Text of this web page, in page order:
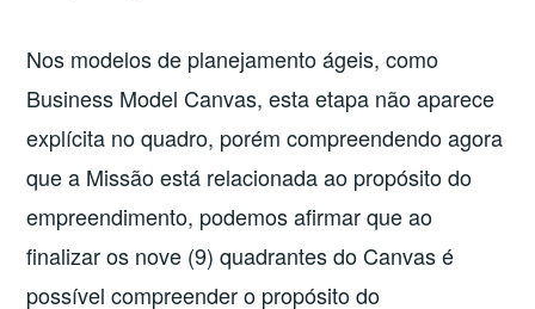
Nos modelos de planejamento ágeis, como
Business Model Canvas, esta etapa não aparece
explícita no quadro, porém compreendendo agora
que a Missão está relacionada ao propósito do
empreendimento, podemos afirmar que ao
finalizar os nove (9) quadrantes do Canvas é
possível compreender o propósito do